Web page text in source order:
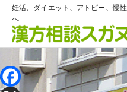
妊活、ダイエット、アトピー、慢
へ